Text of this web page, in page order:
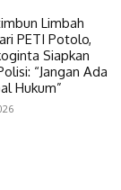
Limbah
PETI Potolo,
Siapkan
“Jangan Ada
Hukum”